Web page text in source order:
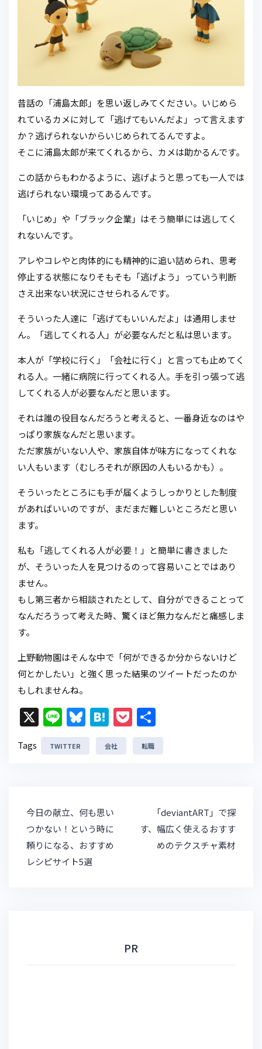
昔話の「浦島太郎」を思い返しみてください。いじめら
れているカメに対して「逃げてもいんだよ」って言えます
か？逃げられないからいじめられてるんですよ。
そこに浦島太郎が来てくれるから、カメは助かるんです。
この話からもわかるように、逃げようと思っても一人では
逃げられない環境ってあるんです。
「いじめ」や「ブラック企業」はそう簡単には逃してく
れないんです。
アレやコレやと肉体的にも精神的に追い詰められ、思考
停止する状態になりそもそも「逃げよう」っていう判断
さえ出来ない状況にさせられるんです。
そういった人達に「逃げてもいいんだよ」は通用しませ
ん。「逃してくれる人」が必要なんだと私は思います。
本人が「学校に行く」「会社に行く」と言っても止めてく
れる人。一緒に病院に行ってくれる人。手を引っ張って逃
してくれる人が必要なんだと思います。
それは誰の役目なんだろうと考えると、一番身近なのはや
っぱり家族なんだと思います。
ただ家族がいない人や、家族自体が味方になってくれな
い人もいます（むしろそれが原因の人もいるかも）。
そういったところにも手が届くようしっかりとした制度
があればいいのですが、まだまだ難しいところだと思い
ます。
私も「逃してくれる人が必要！」と簡単に書きました
が、そういった人を見つけるのって容易いことではあり
ません。
もし第三者から相談されたとして、自分ができることって
なんだろうって考えた時、驚くほど無力なんだと痛感しま
す。
上野動物園はそんな中で「何ができるか分からないけど
何とかしたい」と強く思った結果のツイートだったのか
もしれませんね。
X Li
n
e
Bl
u
e
y
H
at
e
P
o
c
有
Tags TWITTER 会社 転職
投
稿
ナ
ビ
ゲ
今日の献立、何も思い
つかない！という時に
頼りになる、おすすめ
レシピサイト5選
「deviantART」で探
す、幅広く使えるおすす
めのテクスチャ素材
PR